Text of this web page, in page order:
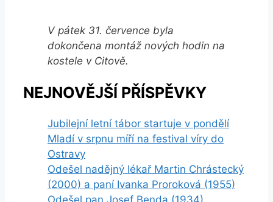
V pátek 31. července byla
dokončena montáž nových hodin na
kostele v Citově.
NEJNOVĚJŠÍ PŘÍSPĚVKY
Jubilejní letní tábor startuje v pondělí
Mladí v srpnu míří na festival víry do
Ostravy
Odešel nadějný lékař Martin Chrástecký
(2000) a paní Ivanka Proroková (1955)